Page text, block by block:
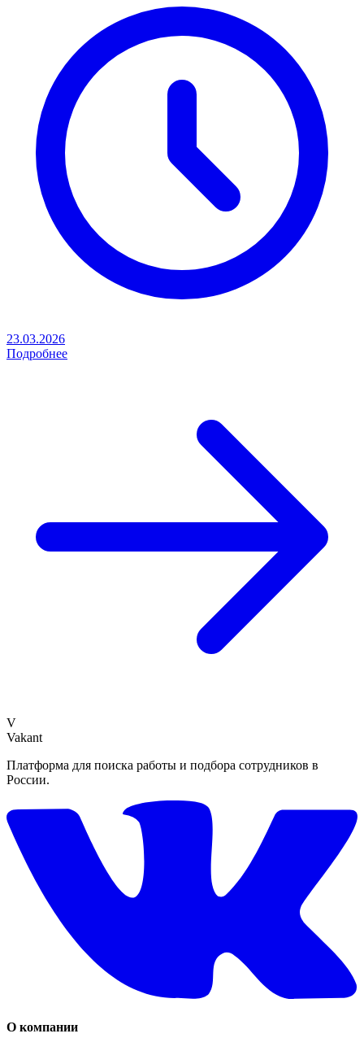
23.03.2026
Подробнее
V
Vakant
Платформа для поиска работы и подбора сотрудников в
России.
О компании